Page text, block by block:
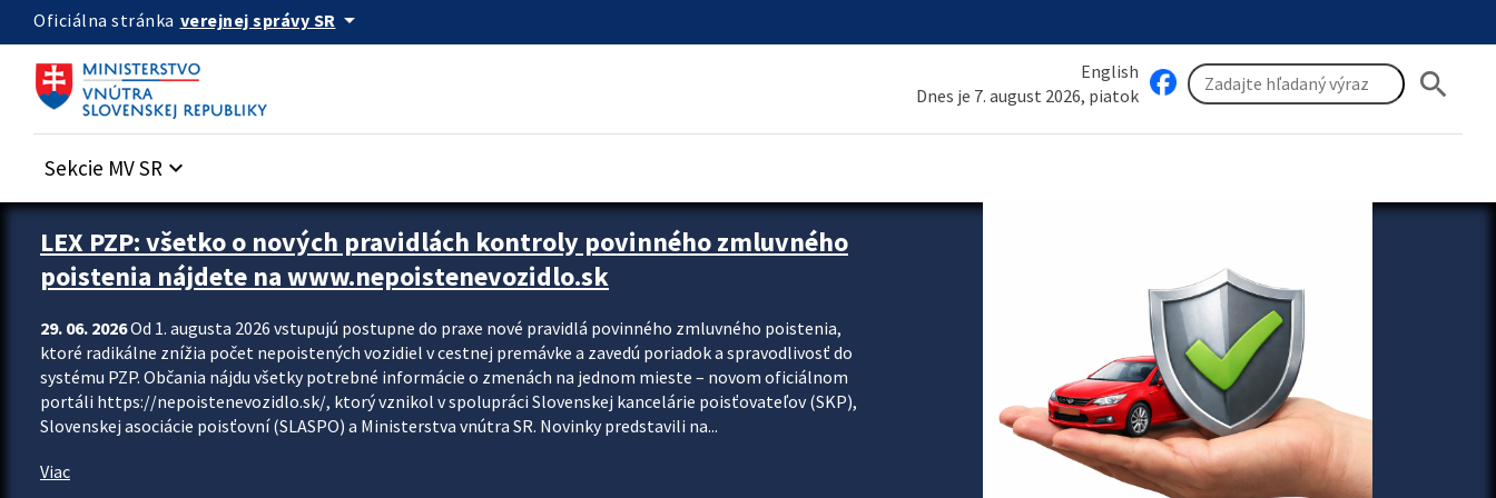
Preskocit na hlavný obsah
Oficiálna stránka verejnej správy SR arrow_drop_down
English
Dnes je 7. august 2026, piatok
search
Sekcie MV SR keyboard_arrow_down
Zastavit automatický posun upútavok
LEX PZP: všetko o nových pravidlách kontroly povinného zmluvného
poistenia nájdete na www.nepoistenevozidlo.sk
29. 06. 2026Od 1. augusta 2026 vstupujú postupne do praxe nové pravidlá povinného zmluvného poistenia,
ktoré radikálne znížia počet nepoistených vozidiel v cestnej premávke a zavedú poriadok a spravodlivosť do
systému PZP. Občania nájdu všetky potrebné informácie o zmenách na jednom mieste – novom oficiálnom
portáli https://nepoistenevozidlo.sk/, ktorý vznikol v spolupráci Slovenskej kancelárie poisťovateľov (SKP),
Slovenskej asociácie poisťovní (SLASPO) a Ministerstva vnútra SR. Novinky predstavili na...
Viac